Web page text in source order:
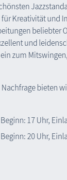
Kreativität und
beliebter
und
zum
bieten
17 Uhr,
20 Uhr,